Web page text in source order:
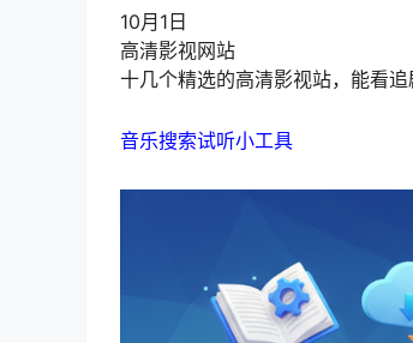
10月1日
高清影视网站
十几个精选的高清影视站，能看
音乐搜索试听小工具